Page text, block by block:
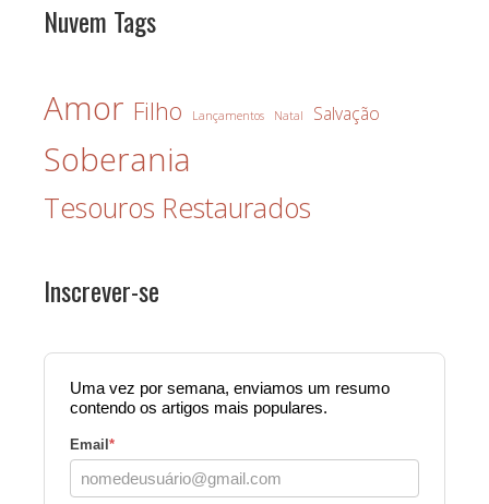
Nuvem Tags
Amor Filho Lançamentos Natal Salvação
Soberania
Tesouros Restaurados
Inscrever-se
Uma vez por semana, enviamos um resumo
contendo os artigos mais populares.
Email *